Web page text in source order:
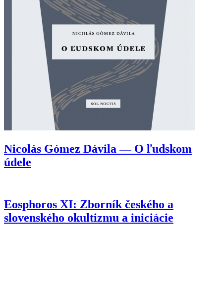
Nicolás Gómez Dávila — O ľudskom
údele
Eosphoros XI: Zborník českého a
slovenského okultizmu a iniciácie